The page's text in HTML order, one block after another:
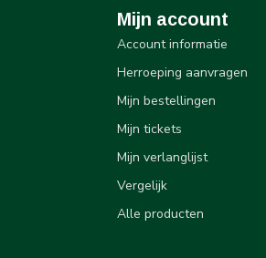
Mijn account
Account informatie
Herroeping aanvragen
Mijn bestellingen
Mijn tickets
Mijn verlanglijst
Vergelijk
Alle producten